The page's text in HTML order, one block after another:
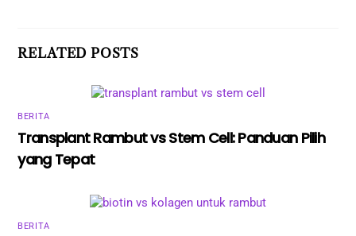
RELATED POSTS
BERITA
Transplant Rambut vs Stem Cell: Panduan Pilih
yang Tepat
BERITA